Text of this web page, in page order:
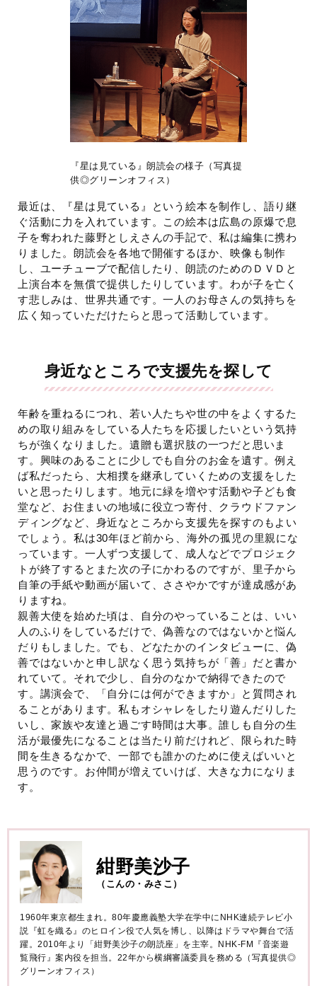
『星は見ている』朗読会の様子（写真提
供◎グリーンオフィス）
最近は、『星は見ている』という絵本を制作し、語り継
ぐ活動に力を入れています。この絵本は広島の原爆で息
子を奪われた藤野としえさんの手記で、私は編集に携わ
りました。朗読会を各地で開催するほか、映像も制作
し、ユーチューブで配信したり、朗読のためのＤＶＤと
上演台本を無償で提供したりしています。わが子を亡く
す悲しみは、世界共通です。一人のお母さんの気持ちを
広く知っていただけたらと思って活動しています。
身近なところで支援先を探して
年齢を重ねるにつれ、若い人たちや世の中をよくするた
めの取り組みをしている人たちを応援したいという気持
ちが強くなりました。遺贈も選択肢の一つだと思いま
す。興味のあることに少しでも自分のお金を遺す。例え
ば私だったら、大相撲を継承していくための支援をした
いと思ったりします。地元に緑を増やす活動や子ども食
堂など、お住まいの地域に役立つ寄付、クラウドファン
ディングなど、身近なところから支援先を探すのもよい
でしょう。私は30年ほど前から、海外の孤児の里親にな
っています。一人ずつ支援して、成人などでプロジェク
トが終了するとまた次の子にかわるのですが、里子から
自筆の手紙や動画が届いて、ささやかですが達成感があ
りますね。
親善大使を始めた頃は、自分のやっていることは、いい
人のふりをしているだけで、偽善なのではないかと悩ん
だりもしました。でも、どなたかのインタビューに、偽
善ではないかと申し訳なく思う気持ちが「善」だと書か
れていて。それで少し、自分のなかで納得できたので
す。講演会で、「自分には何ができますか」と質問され
ることがあります。私もオシャレをしたり遊んだりした
いし、家族や友達と過ごす時間は大事。誰しも自分の生
活が最優先になることは当たり前だけれど、限られた時
間を生きるなかで、一部でも誰かのために使えばいいと
思うのです。お仲間が増えていけば、大きな力になりま
す。
紺野美沙子
（こんの・みさこ）
1960年東京都生まれ。80年慶應義塾大学在学中にNHK連続テレビ小
説『虹を織る』のヒロイン役で人気を博し、以降はドラマや舞台で活
躍。2010年より「紺野美沙子の朗読座」を主宰。NHK-FM『音楽遊
覧飛行』案内役を担当。22年から横綱審議委員を務める（写真提供◎
グリーンオフィス）